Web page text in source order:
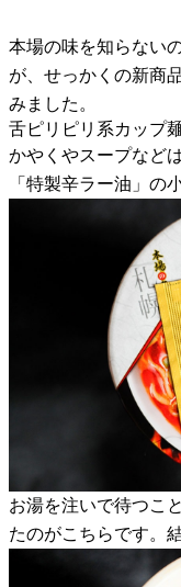
本場の味を知らない
が、せっかくの新商
みました。
舌ピリピリ系カップ
かやくやスープなど
「特製辛ラー油」の
お湯を注いで待つこ
たのがこちらです。